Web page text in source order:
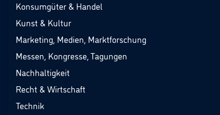
Konsumgüter & Handel
Kunst & Kultur
Marketing, Medien, Marktforschung
Messen, Kongresse, Tagungen
Nachhaltigkeit
Recht & Wirtschaft
Technik